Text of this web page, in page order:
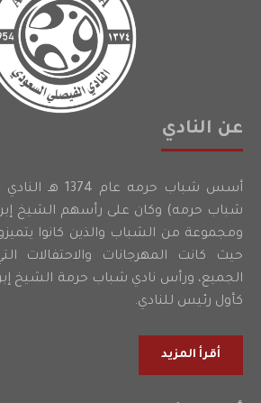
عن النادي
أسس شباب حرمه
شباب حرمه) وكان على رأسهم الشيخ
ومجموعة من الشباب والذين كانوا
حيث كانت المهرجانات والاحتفالات
الجميع، ورأس نادي شباب حرمة الشيخ
كأول رئيس للنادي.
أقرأ المزيد